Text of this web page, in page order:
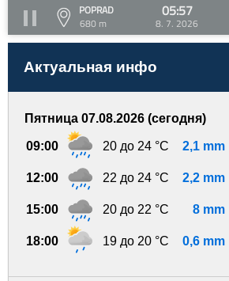
POPRAD
680 m
05:57
8. 7. 2026
Актуальная инфо
Пятница 07.08.2026 (сегодня)
09:00 20 до 24 °C 2,1 mm
12:00 22 до 24 °C 2,2 mm
15:00 20 до 22 °C 8 mm
18:00 19 до 20 °C 0,6 mm